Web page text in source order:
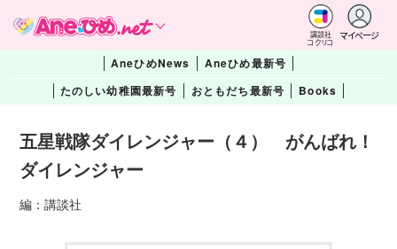
講談社
コクリコ
マイページ
AneひめNews
Aneひめ最新号
たのしい幼稚園最新号
おともだち最新号 Books
五星戦隊ダイレンジャー（４） がんばれ！
ダイレンジャー
編：講談社